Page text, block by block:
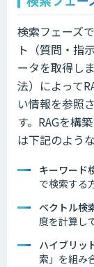
検索フェーズ
ト（質問・指
ータを取得し
法）によって
い情報を参照
す。RAGを構
は下記のよう
キーワード
で検索する
ベクトル検
度を計算し
ハイブリッ
索」を組み